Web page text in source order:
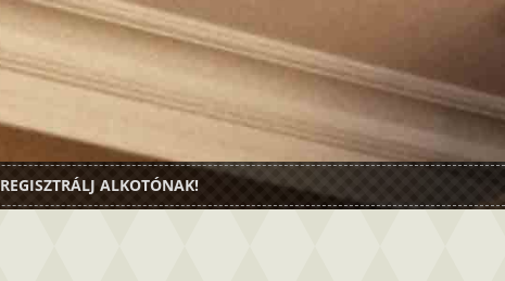
REGISZTRÁLJ ALKOTÓNAK!